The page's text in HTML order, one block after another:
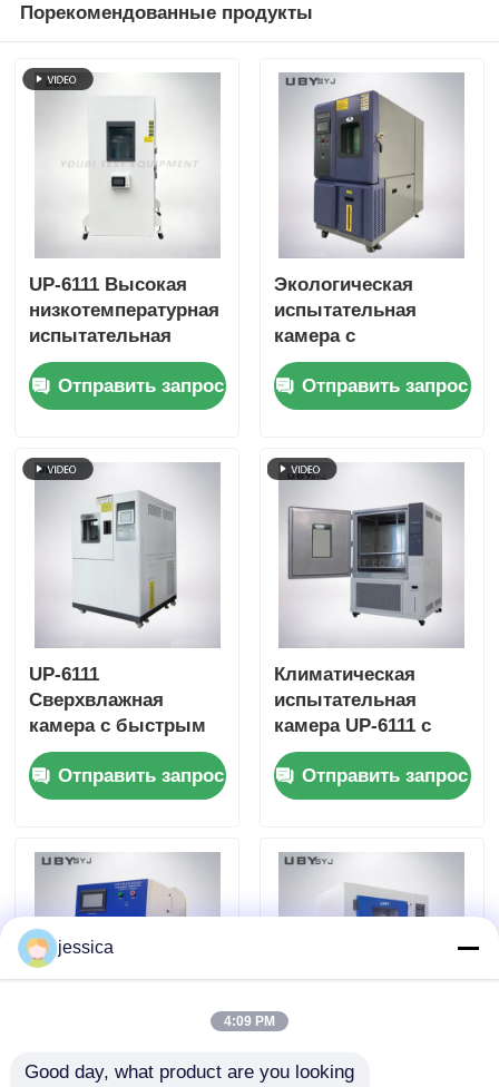
Порекомендованные продукты
UP-6111 Высокая
низкотемпературная
испытательная
камера с
диапазоном -70 ~
180oC 20% ~ 98%
интеллектуальный
контроль
сенсорного экрана
Отправить запрос
Экологическая
испытательная
камера с
настраиваемой
температурой
хранения в
Двухслойная
стеклянная дверь и
интерьер из
нержавеющей стали
Отправить запрос
UP-6111
Сверхвлажная
камера с быстрым
изменением
температуры с
парогенератором
Отправить запрос
Климатическая
испытательная
камера UP-6111 с
быстрой скоростью
изменения
температуры и
контроллером
Отправить запрос
Мини-
Полностью
jessica
4:09 PM
Good day, what product are you looking